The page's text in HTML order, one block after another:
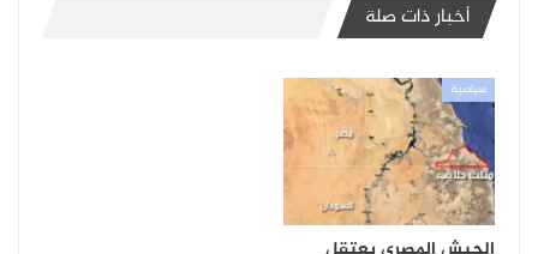
أخبار ذات صلة
سياسية